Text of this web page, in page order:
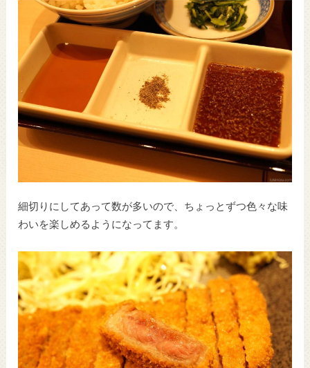
細切りにしてあって数が多いので、ちょっとずつ色々な味
わいを楽しめるようになってます。